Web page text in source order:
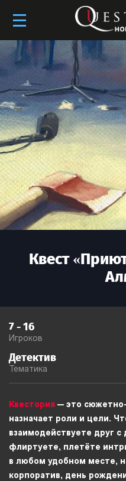
Квест «
7-16
Игроков
Детектив
Тематика
Квестория — это
назначает роли и цели.
взаимодействуете друг с
флиртуете, плетёте
в любом удобном месте,
корпоратив, день